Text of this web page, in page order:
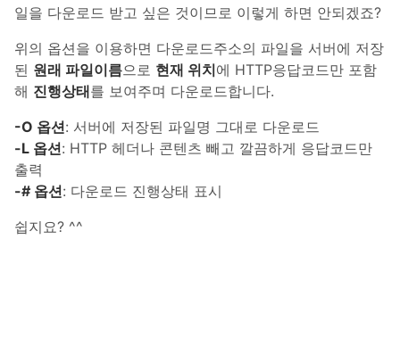
일을 다운로드 받고 싶은 것이므로 이렇게 하면 안되겠죠?
위의 옵션을 이용하면 다운로드주소의 파일을 서버에 저장
된 원래 파일이름으로 현재 위치에 HTTP응답코드만 포함
해 진행상태를 보여주며 다운로드합니다.
-O 옵션: 서버에 저장된 파일명 그대로 다운로드
-L 옵션: HTTP 헤더나 콘텐츠 빼고 깔끔하게 응답코드만
출력
-# 옵션: 다운로드 진행상태 표시
쉽지요? ^^